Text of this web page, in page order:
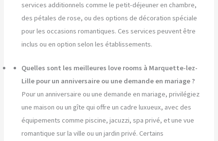
services additionnels comme le petit-déjeuner en chambre,
des pétales de rose, ou des options de décoration spéciale
pour les occasions romantiques. Ces services peuvent être
inclus ou en option selon les établissements.
Quelles sont les meilleures love rooms à Marquette-lez-
Lille pour un anniversaire ou une demande en mariage ?
Pour un anniversaire ou une demande en mariage, privilégiez
une maison ou un gîte qui offre un cadre luxueux, avec des
équipements comme piscine, jacuzzi, spa privé, et une vue
romantique sur la ville ou un jardin privé. Certains